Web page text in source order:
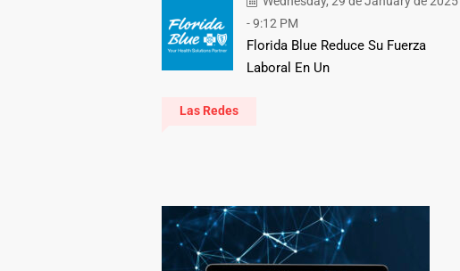
- 9:12 PM
Florida Blue Reduce Su Fuerza
Laboral En Un
Las Redes